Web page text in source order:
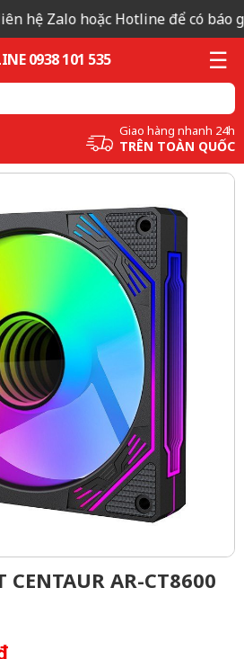
hệ Zalo hoặc Hotline để có báo
0938 101 535
Giao hàng nhanh 24h
TRÊN TOÀN QUỐC
CENTAUR AR-CT8600